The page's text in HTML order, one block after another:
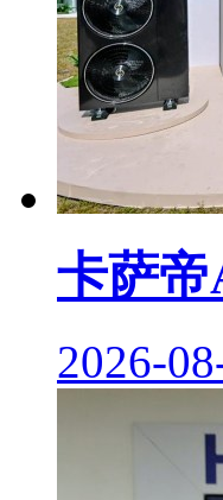
卡萨
2026-